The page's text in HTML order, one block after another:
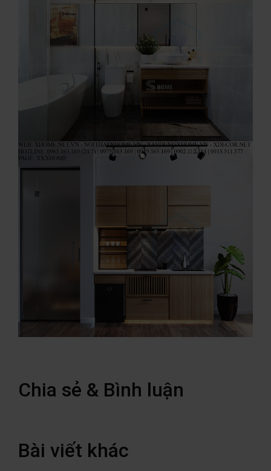
Chia sẻ & Bình luận
Bài viết khác